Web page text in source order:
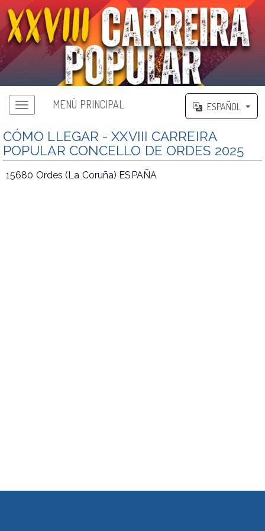
Menú principalMENÚ PRINCIPAL ESPAÑOL
CÓMO LLEGAR - XXVIII CARREIRA
POPULAR CONCELLO DE ORDES 2025
15680 Ordes (La Coruña) ESPAÑA